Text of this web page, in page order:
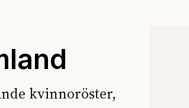
kvinnoröster,